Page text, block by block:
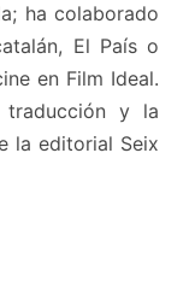
ha colaborado
El País o
en Film Ideal.
traducción y la
la editorial Seix